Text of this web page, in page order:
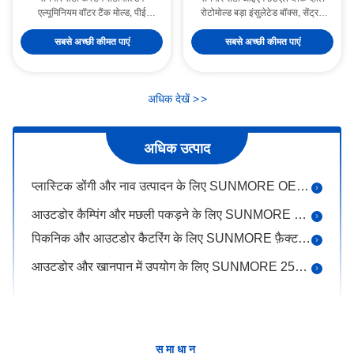
एल्यूमिनियम वॉटर टैंक मोल्ड, पीई
प्लास्टिक क्षैतिज जल भंडारण टैंक के लिए
एल्यूमिनियम मिश्र धातु घूर्णी मोल्ड
सबसे अच्छी कीमत पाएं
रोटोमोल्ड बड़ा इंसुलेटेड बॉक्स, सेंट्रल
किचन कैटरिंग कैंटीन के लिए मोटा पीयू
फोम हॉट एंड कोल्ड होल्डिंग जीएन पैन फूड
ट्रांसपोर्ट कैबिनेट
सबसे अच्छी कीमत पाएं
अधिक देखें >>
अधिक उत्पाद
सनमोर रोटोमोल्ड एचडीपीई ईंधन टैंक, एटीवी और ऑफ-रोड वाहनों के लिए प्रभाव प्रतिरोधी प्लास्टिक तेल कंटेनर
सनमोर कस्टम रोटोमोल्ड किड्स प्ले स्लाइड, किंडरगार्टन और पार्क के लिए आउटडोर संयुक्त खेल का मैदान उपकरण
वॉक-बैक इंडस्ट्रियल फ़्लोर क्लीनर के लिए सनमोर OEM ODM रोटोमोल्ड एचडीपीई फ़्लोर स्क्रबर हाउसिंग मोल्ड
प्लास्टिक डोंगी और नाव उत्पादन के लिए SUNMORE OEM ODM रोटोमोल्ड एचडीपीई कयाक मोल्ड
आउटडोर कैम्पिंग और मछली पकड़ने के लिए SUNMORE 20L रोटोमोल्ड एचडीपीई इंसुलेटेड कूलर बॉक्स
पिकनिक और आउटडोर कैटरिंग के लिए SUNMORE फ़ैक्टरी 25L फ़ूड-ग्रेड रोटोमोल्ड कूलर
आउटडोर और खानपान में उपयोग के लिए SUNMORE 25L ​​मिंट ग्रीन रोटोमोल्ड इंसुलेटेड कूलर बॉक्स
समाधान